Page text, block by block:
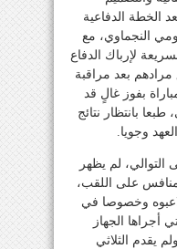
الخطة الدفاعية
النجماوي، مع
لإرباك الدفاع
بعد مراقبة
بفوز غالٍ قد
بانتظار نتائج
وجويا.
التوالي، لم يظهر
على اللقب،
وخصوصا في
أجراها الجهاز
يقدم الثلاثي